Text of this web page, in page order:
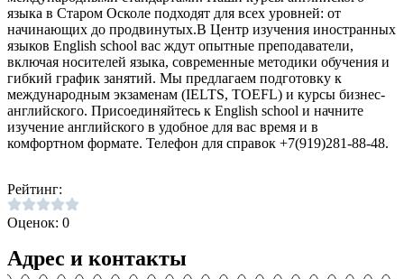
языка в Старом Осколе подходят для всех уровней: от
начинающих до продвинутых.В Центр изучения иностранных
языков English school вас ждут опытные преподаватели,
включая носителей языка, современные методики обучения и
гибкий график занятий. Мы предлагаем подготовку к
международным экзаменам (IELTS, TOEFL) и курсы бизнес-
английского. Присоединяйтесь к English school и начните
изучение английского в удобное для вас время и в
комфортном формате. Телефон для справок +7(919)281-88-48.
Рейтинг:
Оценок: 0
Адрес и контакты